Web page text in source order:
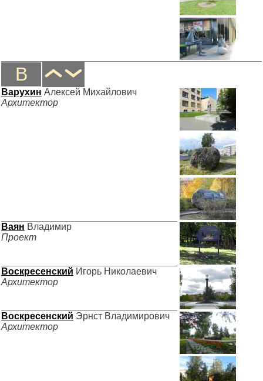
В
Варухин Алексей Михайлович
Архитектор
Ваян Владимир
Проект
Воскресенский Игорь Николаевич
Архитектор
Воскресенский Эрнст Владимирович
Архитектор